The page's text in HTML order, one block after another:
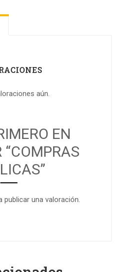
aún.
EN
“COMPRAS
publicar una valoración.